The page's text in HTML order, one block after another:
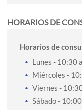
HORARIOS DE
Horarios de
Lunes - 10:30
Miércoles -
Viernes -
Sábado-